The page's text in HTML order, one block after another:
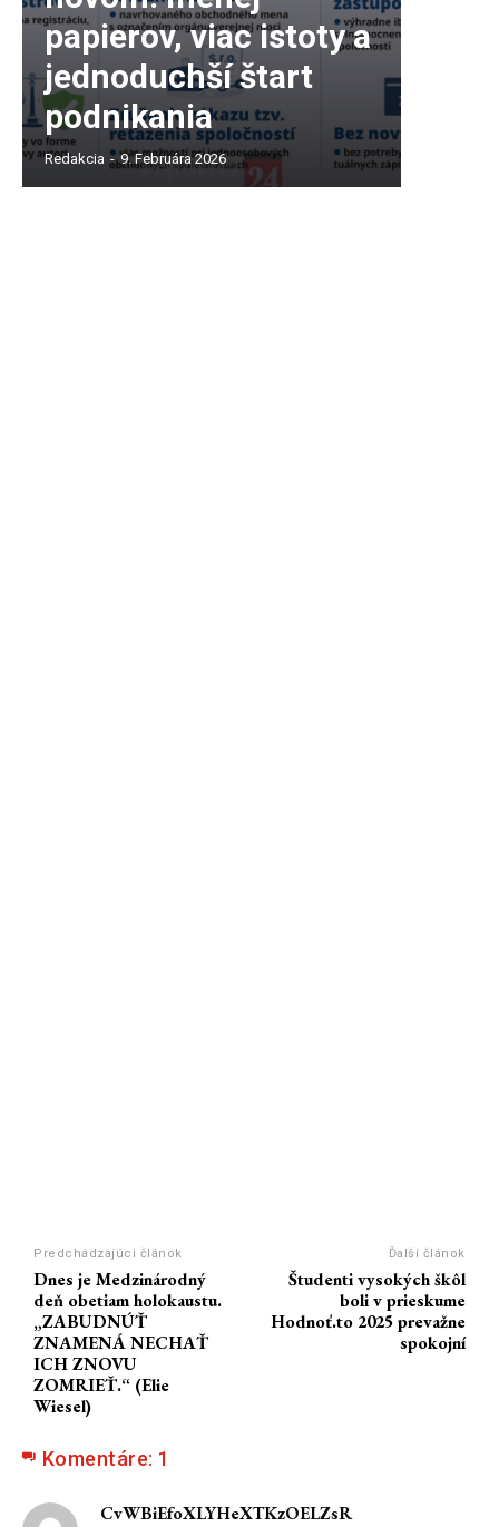
papierov, viac istoty a
jednoduchší štart
podnikania
Redakcia - 9. Februára 2026
Predchádzajúci článok
Dnes je Medzinárodný
deň obetiam holokaustu.
„ZABUDNÚŤ
ZNAMENÁ NECHAŤ
ICH ZNOVU
ZOMRIEŤ.“ (Elie
Wiesel)
Ďalší článok
Študenti vysokých škôl
boli v prieskume
Hodnoť.to 2025 prevažne
spokojní
Komentáre: 1
CvWBiEfoXLYHeXTKzOELZsR